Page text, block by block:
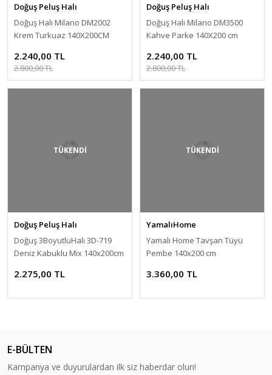
Doğuş Peluş Halı
Doğuş Halı Milano DM2002
Krem Turkuaz 140X200CM
2.240,00 TL
2.800,00 TL
Doğuş Peluş Halı
Doğuş Halı Milano DM3500
Kahve Parke 140X200 cm
2.240,00 TL
2.800,00 TL
TÜKENDİ
Doğuş Peluş Halı
Doğuş 3BoyutluHalı 3D-719
Deniz Kabuklu Mix 140x200cm
2.275,00 TL
TÜKENDİ
YamalıHome
Yamalı Home Tavşan Tüyü
Pembe 140x200 cm
3.360,00 TL
E-BÜLTEN
Kampanya ve duyurulardan ilk siz haberdar olun!